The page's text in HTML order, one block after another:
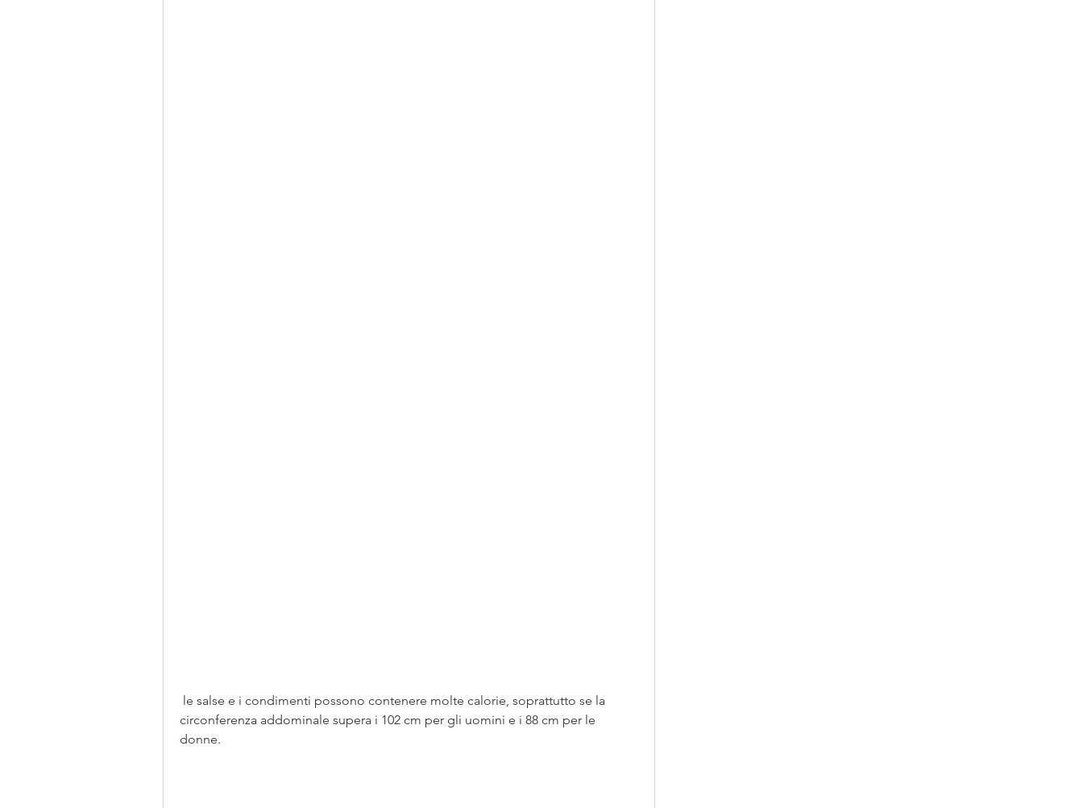
circonferenza addominale supera i 102 cm per gli uomini e i 88 cm per le
donne.